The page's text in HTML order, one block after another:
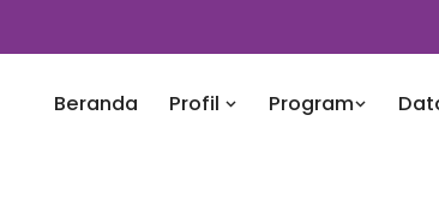
Beranda Profil Program